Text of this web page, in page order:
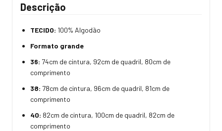
Descrição
TECIDO: 100% Algodão
Formato grande
36: 74cm de cintura, 92cm de quadril, 80cm de
comprimento
38: 78cm de cintura, 96cm de quadril, 81cm de
comprimento
40: 82cm de cintura, 100cm de quadril, 82cm de
comprimento